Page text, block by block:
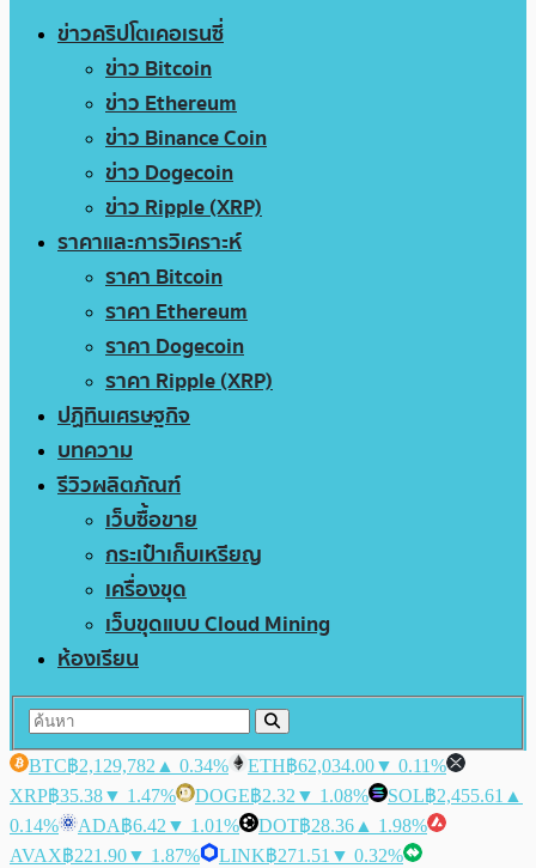
ข่าวคริปโตเคอเรนซี่
ข่าว Bitcoin
ข่าว Ethereum
ข่าว Binance Coin
ข่าว Dogecoin
ข่าว Ripple (XRP)
ราคาและการวิเคราะห์
ราคา Bitcoin
ราคา Ethereum
ราคา Dogecoin
ราคา Ripple (XRP)
ปฏิทินเศรษฐกิจ
บทความ
รีวิวผลิตภัณฑ์
เว็บซื้อขาย
กระเป๋าเก็บเหรียญ
เครื่องขุด
เว็บขุดแบบ Cloud Mining
ห้องเรียน
BTC฿2,129,782 ▲ 0.34% ETH฿62,034.00▼ 0.11%
XRP฿35.38▼ 1.47% DOGE฿2.32 ▼ 1.08% SOL฿2,455.61 ▲
0.14%
ADA฿6.42 ▼ 1.01% DOT฿28.36 ▲ 1.98%
AVAX฿221.90▼ 1.87% LINK฿271.51 ▼ 0.32%